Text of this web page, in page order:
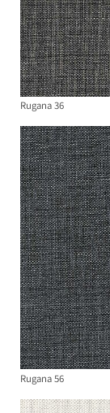
Rugana 36
Rugana 56